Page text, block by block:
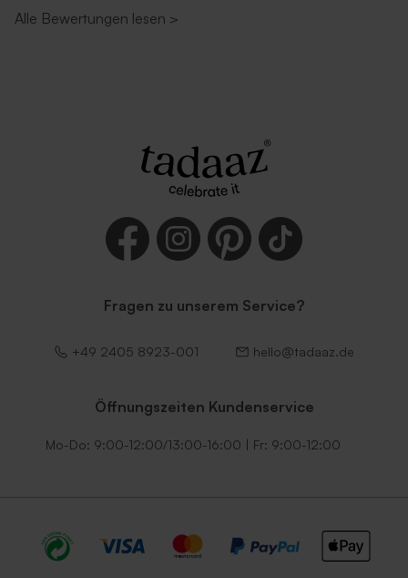
Dunkelgrüner Umschlag
Umschlag mit
Umschlag mit
selbstklebendem Verschluss
Schwarzer Umschlag
Alle Bewertungen lesen >
Fragen zu unserem Service?
+49 2405 8923-001 hello@tadaaz.de
Öffnungszeiten Kundenservice
Mo-Do: 9:00-12:00/13:00-16:00 | Fr: 9:00-12:00